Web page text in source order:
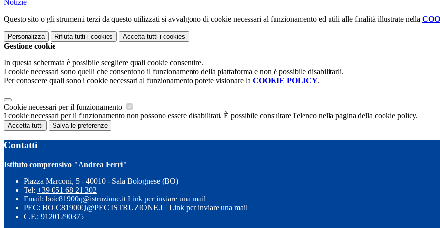
Notizie
Questo sito o gli strumenti terzi da questo utilizzati si avvalgono di cookie necessari al funzionamento ed utili alle finalità illustrate nella
Personalizza Rifiuta tutti i cookies Accetta tutti i cookies
Gestione cookie
In questa schermata è possibile scegliere quali cookie consentire.
I cookie necessari sono quelli che consentono il funzionamento della piattaforma e non è possibile disabilitarli.
Per conoscere quali sono i cookie necessari al funzionamento potete visionare la COOKIE POLICY.
Cookie necessari per il funzionamento
I cookie necessari per il funzionamento non possono essere disabilitati. È possibile consultare l'elenco nella pagina della cookie policy.
Accetta tutti Salva le preferenze
Contatti
Istituto comprensivo "Andrea Ferri"
Piazza Marconi, 5 - 40010 - Sala Bolognese (BO)
Tel: +39 051 68 21 302
Email: boic81900q@istruzione.it Link per inviare una mail
PEC: BOIC81900Q@PEC.ISTRUZIONE.IT Link per inviare una mail
C.F.: 91201290375